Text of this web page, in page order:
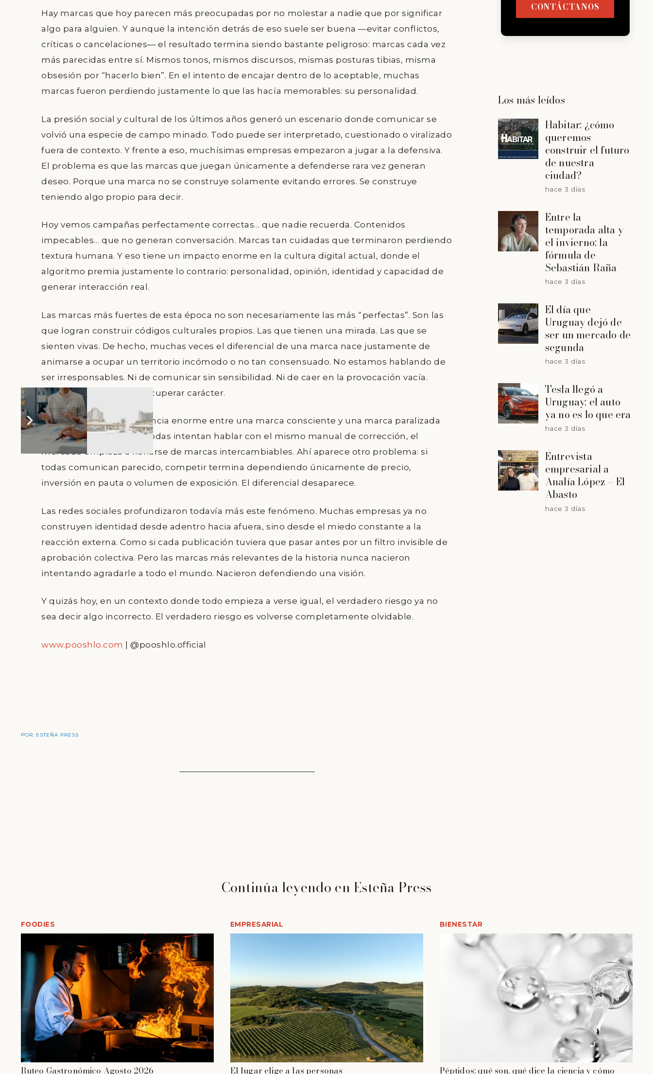
Hay marcas que hoy parecen más preocupadas por no molestar a nadie que por significar
algo para alguien. Y aunque la intención detrás de eso suele ser buena —evitar conflictos,
críticas o cancelaciones— el resultado termina siendo bastante peligroso: marcas cada vez
más parecidas entre sí. Mismos tonos, mismos discursos, mismas posturas tibias, misma
obsesión por “hacerlo bien”. En el intento de encajar dentro de lo aceptable, muchas
marcas fueron perdiendo justamente lo que las hacía memorables: su personalidad.
La presión social y cultural de los últimos años generó un escenario donde comunicar se
volvió una especie de campo minado. Todo puede ser interpretado, cuestionado o viralizado
fuera de contexto. Y frente a eso, muchísimas empresas empezaron a jugar a la defensiva.
El problema es que las marcas que juegan únicamente a defenderse rara vez generan
deseo. Porque una marca no se construye solamente evitando errores. Se construye
teniendo algo propio para decir.
Hoy vemos campañas perfectamente correctas… que nadie recuerda. Contenidos
impecables… que no generan conversación. Marcas tan cuidadas que terminaron perdiendo
textura humana. Y eso tiene un impacto enorme en la cultura digital actual, donde el
algoritmo premia justamente lo contrario: personalidad, opinión, identidad y capacidad de
generar interacción real.
Las marcas más fuertes de esta época no son necesariamente las más “perfectas”. Son las
que logran construir códigos culturales propios. Las que tienen una mirada. Las que se
sienten vivas. De hecho, muchas veces el diferencial de una marca nace justamente de
animarse a ocupar un territorio incómodo o no tan consensuado. No estamos hablando de
ser irresponsables. Ni de comunicar sin sensibilidad. Ni de caer en la provocación vacía.
Estamos hablando de recuperar carácter.
Porque existe una diferencia enorme entre una marca consciente y una marca paralizada
por el miedo. Y cuando todas intentan hablar con el mismo manual de corrección, el
mercado empieza a llenarse de marcas intercambiables. Ahí aparece otro problema: si
todas comunican parecido, competir termina dependiendo únicamente de precio,
inversión en pauta o volumen de exposición. El diferencial desaparece.
Las redes sociales profundizaron todavía más este fenómeno. Muchas empresas ya no
construyen identidad desde adentro hacia afuera, sino desde el miedo constante a la
reacción externa. Como si cada publicación tuviera que pasar antes por un filtro invisible de
aprobación colectiva. Pero las marcas más relevantes de la historia nunca nacieron
intentando agradarle a todo el mundo. Nacieron defendiendo una visión.
Y quizás hoy, en un contexto donde todo empieza a verse igual, el verdadero riesgo ya no
sea decir algo incorrecto. El verdadero riesgo es volverse completamente olvidable.
www.pooshlo.com | @pooshlo.official
POR: ESTEÑA PRESS
CONTÁCTANOS
Los más leídos
Habitar: ¿cómo
queremos
construir el futuro
de nuestra
ciudad?
hace 3 días
Entre la
temporada alta y
el invierno: la
fórmula de
Sebastián Raña
hace 3 días
El día que
Uruguay dejó de
ser un mercado de
segunda
hace 3 días
Tesla llegó a
Uruguay: el auto
ya no es lo que era
hace 3 días
Entrevista
empresarial a
Analía López – El
Abasto
hace 3 días
Continúa leyendo en Esteña Press
FOODIES
Ruteo Gastronómico Agosto 2026
EMPRESARIAL
El lugar elige a las personas
BIENESTAR
Péptidos: qué son, qué dice la ciencia y cómo